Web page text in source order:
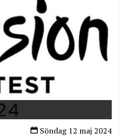
Söndag 12 maj 2024